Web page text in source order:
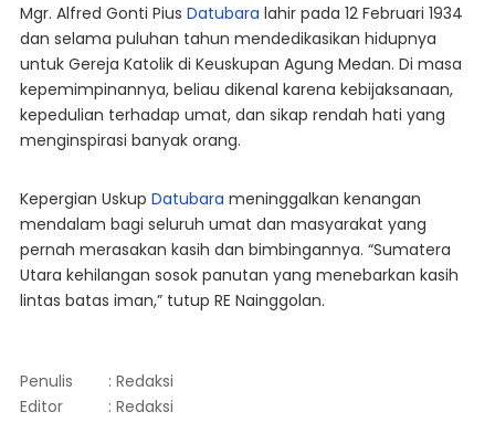
Mgr. Alfred Gonti Pius Datubara lahir pada 12 Februari 1934
dan selama puluhan tahun mendedikasikan hidupnya
untuk Gereja Katolik di Keuskupan Agung Medan. Di masa
kepemimpinannya, beliau dikenal karena kebijaksanaan,
kepedulian terhadap umat, dan sikap rendah hati yang
menginspirasi banyak orang.
Kepergian Uskup Datubara meninggalkan kenangan
mendalam bagi seluruh umat dan masyarakat yang
pernah merasakan kasih dan bimbingannya. “Sumatera
Utara kehilangan sosok panutan yang menebarkan kasih
lintas batas iman,” tutup RE Nainggolan.
Penulis
: Redaksi
Editor
: Redaksi